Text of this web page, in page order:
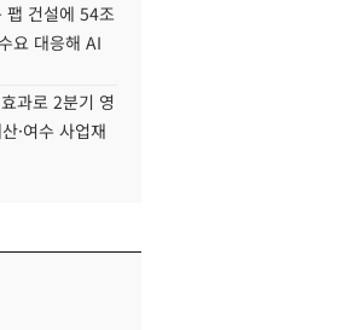
팹 건설에 54조
요 대응해 AI
과로 2분기 영
·여수 사업재